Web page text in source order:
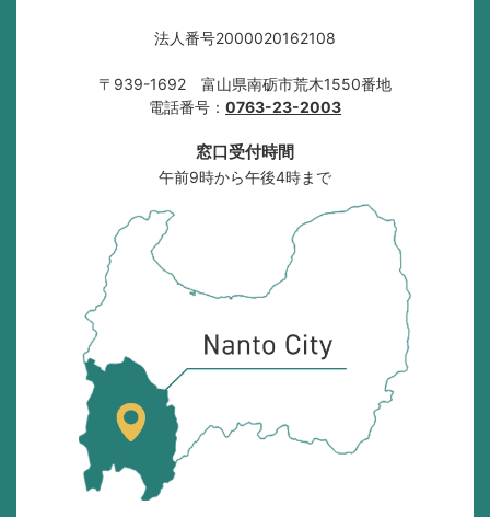
法人番号2000020162108
〒939-1692 富山県南砺市荒木1550番地
電話番号： 0763-23-2003
窓口受付時間
午前9時から午後4時まで
位
置
を
記
し
た
地